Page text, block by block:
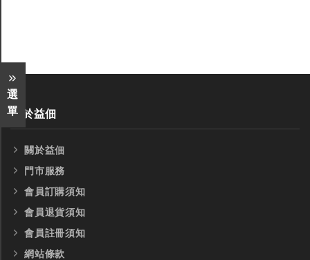
選
單
全鎢鋼銑刀
台製WEENIX四刃全鎢鋼銑刀
全鎢鋼銑刀
關於益佃
關於益佃
門市服務
會員訂購須知
會員退貨須知
會員註冊須知
網站條款